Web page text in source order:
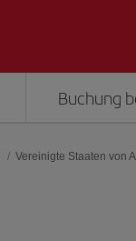
Buchung
Vereinigte Staaten von